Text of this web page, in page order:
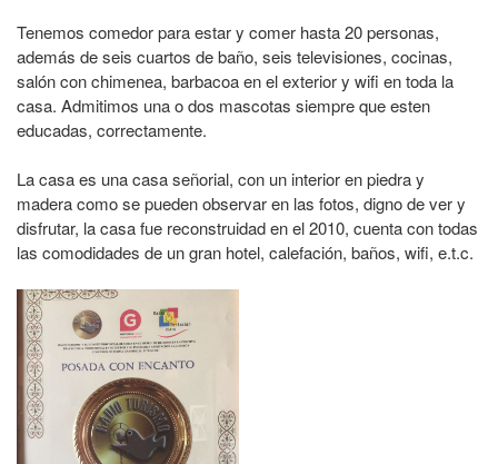
Tenemos comedor para estar y comer hasta 20 personas,
además de seis cuartos de baño, seis televisiones, cocinas,
salón con chimenea, barbacoa en el exterior y wifi en toda la
casa. Admitimos una o dos mascotas siempre que esten
educadas, correctamente.
La casa es una casa señorial, con un interior en piedra y
madera como se pueden observar en las fotos, digno de ver y
disfrutar, la casa fue reconstruidad en el 2010, cuenta con todas
las comodidades de un gran hotel, calefación, baños, wifi, e.t.c.